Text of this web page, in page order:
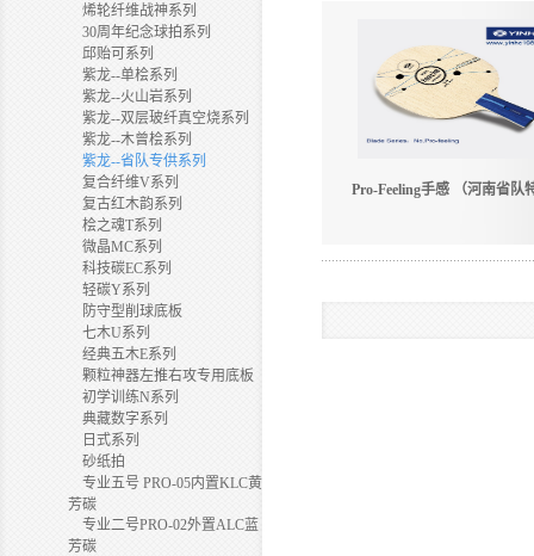
烯轮纤维战神系列
30周年纪念球拍系列
邱贻可系列
紫龙--单桧系列
紫龙--火山岩系列
紫龙--双层玻纤真空烧系列
紫龙--木曾桧系列
紫龙--省队专供系列
复合纤维V系列
复古红木韵系列
桧之魂T系列
微晶MC系列
科技碳EC系列
轻碳Y系列
防守型削球底板
七木U系列
经典五木E系列
颗粒神器左推右攻专用底板
初学训练N系列
典藏数字系列
日式系列
砂纸拍
专业五号 PRO-05内置KLC黄
芳碳
专业二号PRO-02外置ALC蓝
芳碳
Pro-Feeling手感 （河南省队